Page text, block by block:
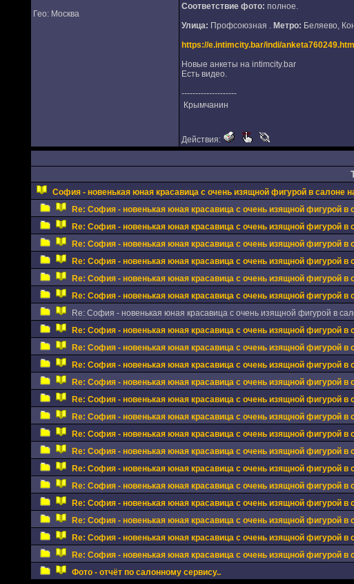
Гео: Москва
Соответствие фото: полное.
Улица: Профсоюзная . Метро: Беляево,
https://e.intimcity.bar/indi/anketa760249.htm
Новые анкеты на intimcity.bar
Есть видео.
--------------------
Крымчанин
Действия:
София - новенькая юная красавица с очень изящной фигурой в салоне
Re: София - новенькая юная красавица с очень изящной фигурой в
Re: София - новенькая юная красавица с очень изящной фигурой в
Re: София - новенькая юная красавица с очень изящной фигурой в
Re: София - новенькая юная красавица с очень изящной фигурой в
Re: София - новенькая юная красавица с очень изящной фигурой в
Re: София - новенькая юная красавица с очень изящной фигурой в
Re: София - новенькая юная красавица с очень изящной фигурой в
Re: София - новенькая юная красавица с очень изящной фигурой в
Re: София - новенькая юная красавица с очень изящной фигурой в
Re: София - новенькая юная красавица с очень изящной фигурой в
Re: София - новенькая юная красавица с очень изящной фигурой в
Re: София - новенькая юная красавица с очень изящной фигурой в
Re: София - новенькая юная красавица с очень изящной фигурой в
Re: София - новенькая юная красавица с очень изящной фигурой в
Re: София - новенькая юная красавица с очень изящной фигурой в
Re: София - новенькая юная красавица с очень изящной фигурой в
Re: София - новенькая юная красавица с очень изящной фигурой в
Re: София - новенькая юная красавица с очень изящной фигурой в
Re: София - новенькая юная красавица с очень изящной фигурой в
Re: София - новенькая юная красавица с очень изящной фигурой в
Re: София - новенькая юная красавица с очень изящной фигурой в
Фото - отчёт по салонному сервису..